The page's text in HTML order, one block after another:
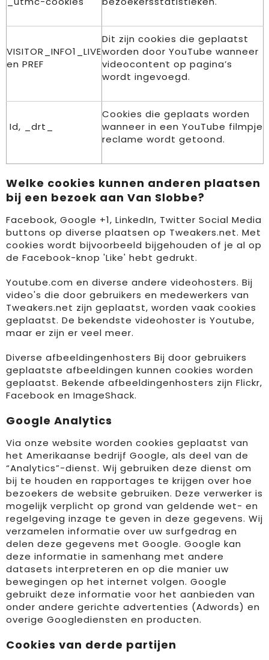
VISITOR_INFO1_LIVE
en PREF
Dit zijn cookies die geplaatst
worden door YouTube wanneer
videocontent op pagina’s
wordt ingevoegd.
Id, _drt_
Cookies die geplaats worden
wanneer in een YouTube filmpje
reclame wordt getoond.
Welke cookies kunnen anderen plaatsen
bij een bezoek aan Van Slobbe?
Facebook, Google +1, LinkedIn, Twitter Social Media
buttons op diverse plaatsen op Tweakers.net. Met
cookies wordt bijvoorbeeld bijgehouden of je al op
de Facebook-knop 'Like' hebt gedrukt.
Youtube.com en diverse andere videohosters. Bij
video's die door gebruikers en medewerkers van
Tweakers.net zijn geplaatst, worden vaak cookies
geplaatst. De bekendste videohoster is Youtube,
maar er zijn er veel meer.
Diverse afbeeldingenhosters Bij door gebruikers
geplaatste afbeeldingen kunnen cookies worden
geplaatst. Bekende afbeeldingenhosters zijn Flickr,
Facebook en ImageShack.
Google Analytics
Via onze website worden cookies geplaatst van
het Amerikaanse bedrijf Google, als deel van de
“Analytics”-dienst. Wij gebruiken deze dienst om
bij te houden en rapportages te krijgen over hoe
bezoekers de website gebruiken. Deze verwerker is
mogelijk verplicht op grond van geldende wet- en
regelgeving inzage te geven in deze gegevens. Wij
verzamelen informatie over uw surfgedrag en
delen deze gegevens met Google. Google kan
deze informatie in samenhang met andere
datasets interpreteren en op die manier uw
bewegingen op het internet volgen. Google
gebruikt deze informatie voor het aanbieden van
onder andere gerichte advertenties (Adwords) en
overige Googlediensten en producten.
Cookies van derde partijen